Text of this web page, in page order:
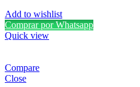
Add to wishlist
Comprar por Whatsapp
Quick view
Compare
Close